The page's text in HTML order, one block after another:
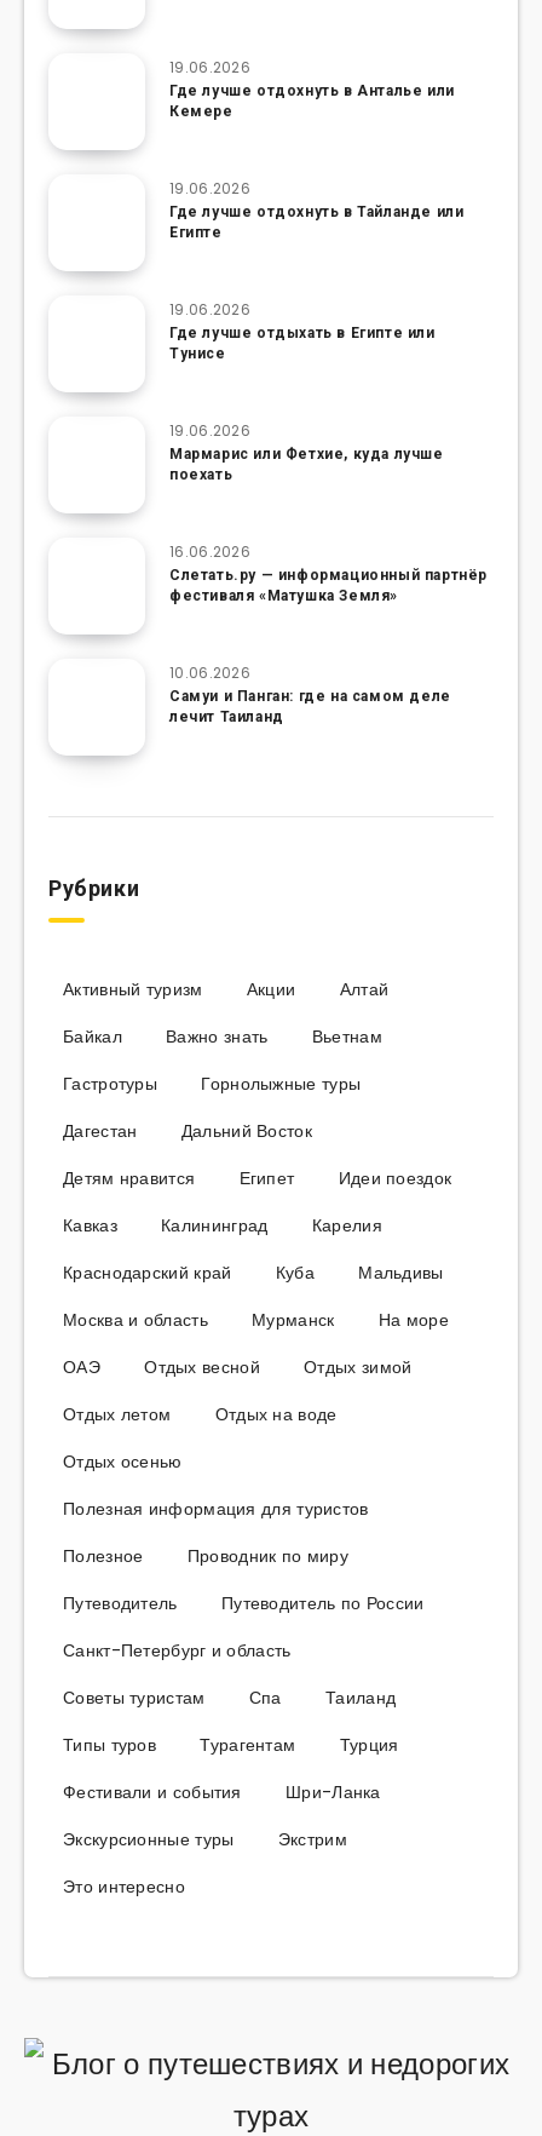
19.06.2026
Где лучше отдохнуть в Анталье или
Кемере
19.06.2026
Где лучше отдохнуть в Тайланде или
Египте
19.06.2026
Где лучше отдыхать в Египте или
Тунисе
19.06.2026
Мармарис или Фетхие, куда лучше
поехать
16.06.2026
Слетать.ру — информационный партнёр
фестиваля «Матушка Земля»
10.06.2026
Самуи и Панган: где на самом деле
лечит Таиланд
Рубрики
Активный туризм Акции
Алтай
Байкал
Важно знать
Вьетнам
Гастротуры
Горнолыжные туры
Дагестан
Дальний Восток
Детям нравится
Египет
Идеи поездок
Кавказ
Калининград
Карелия
Краснодарский край
Куба
Мальдивы
Москва и область
Мурманск
На море
ОАЭ
Отдых весной
Отдых зимой
Отдых летом
Отдых на воде
Отдых осенью
Полезная информация для туристов
Полезное
Проводник по миру
Путеводитель
Путеводитель по России
Санкт-Петербург и область
Советы туристам
Спа
Таиланд
Типы туров
Турагентам
Турция
Фестивали и события
Шри-Ланка
Экскурсионные туры
Экстрим
Это интересно